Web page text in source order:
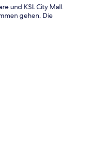
und KSL City Mall.
gehen. Die